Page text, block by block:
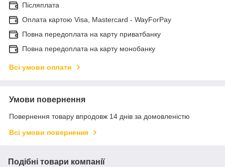
Післяплата
Оплата картою Visa, Mastercard - WayForPay
Повна передоплата на карту приватбанку
Повна передоплата на карту монобанку
Всі умови оплати
Умови повернення
Повернення товару впродовж 14 днів за домовленістю
Всі умови повернення
Подібні товари компанії